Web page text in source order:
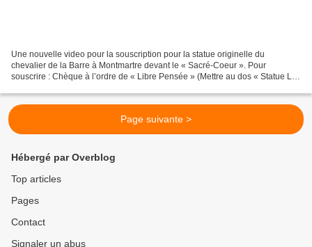
Une nouvelle video pour la souscription pour la statue originelle du
chevalier de la Barre à Montmartre devant le « Sacré-Coeur ». Pour
souscrire : Chèque à l’ordre de « Libre Pensée » (Mettre au dos « Statue La
Page suivante >
Hébergé par Overblog
Top articles
Pages
Contact
Signaler un abus